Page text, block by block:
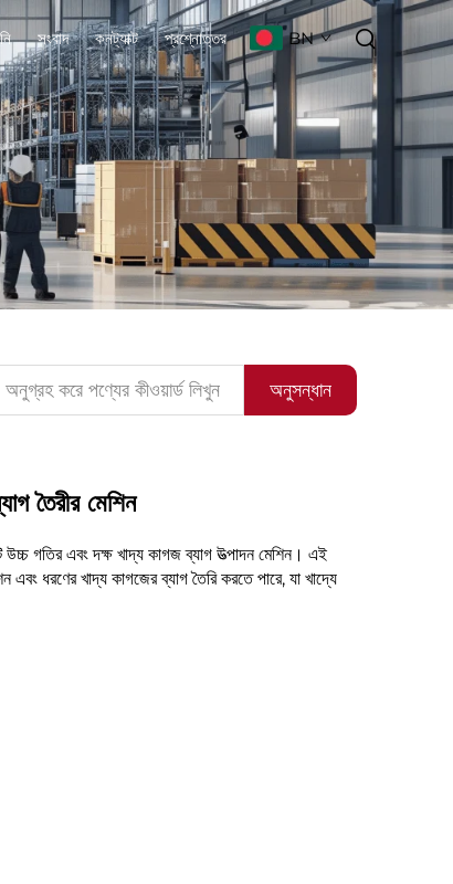
সংবাদ কনট্যাক্ট প্রশ্নোত্তর BN
অনুসন্ধান
তৈরীর মেশিন
গতির এবং দক্ষ খাদ্য কাগজ ব্যাগ উত্পাদন মেশিন। এই
ধরণের খাদ্য কাগজের ব্যাগ তৈরি করতে পারে, যা খাদ্যে